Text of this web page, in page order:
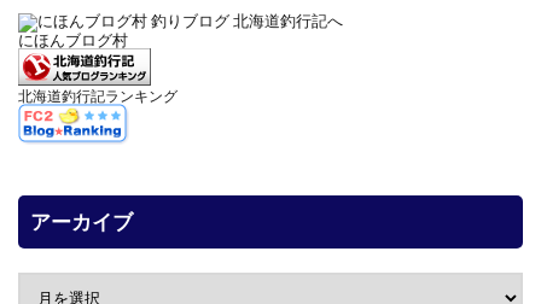
にほんブログ村
北海道釣行記ランキング
アーカイブ